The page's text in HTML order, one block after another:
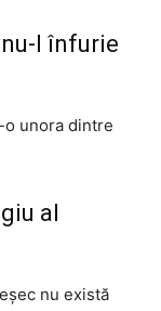
l înfurie
o unora dintre
al
nu există